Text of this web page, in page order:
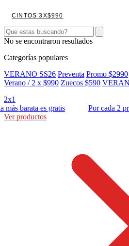
CINTOS 3X$990
No se encontraron resultados
Categorías populares
VERANO SS26 Preventa Promo $2990
Verano / 2 x $990 Zuecos $590
2x1
barata es gratis
Por cada 2
Ver productos